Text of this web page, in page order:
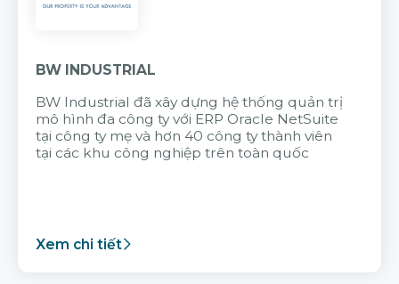
BW INDUSTRIAL
BW Industrial đã xây dựng hệ thống quản trị
mô hình đa công ty với ERP Oracle NetSuite
tại công ty mẹ và hơn 40 công ty thành viên
tại các khu công nghiệp trên toàn quốc
Xem chi tiết